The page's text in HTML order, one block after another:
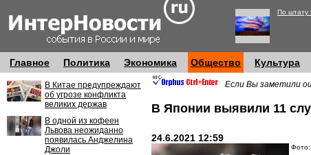
По штату
Главное Политика Экономика Общество Культура
В Китае предупреждают
об угрозе конфликта
великих держав
В одной из кофеен
Львова неожиданно
появилась Анджелина
Джоли
Если Вы заметили
В Японии выявили 11
24.6.2021 12:59
Фото: